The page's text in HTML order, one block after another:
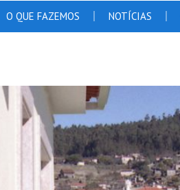
O QUE FAZEMOS NOTÍCIAS